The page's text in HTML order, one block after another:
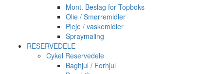
Mont. Beslag for Topboks
Olie / Smørremidler
Pleje / vaskemidler
Spraymaling
RESERVEDELE
Cykel Reservedele
Baghjul / Forhjul